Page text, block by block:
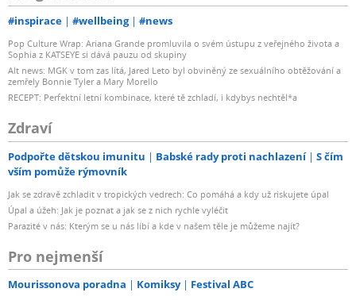
#inspirace #wellbeing #news
Pop Culture Wrap: Ariana Grande promluvila o svém ústupu z veřejného života a
Sophia z KATSEYE si dává pauzu od skupiny
Alt news: MGK v tom zas lítá, Jared Leto byl obviněný ze sexuálního obtěžování a
zemřely Bonnie Tyler a Mary Morello
RECEPT: Perfektní letní kombinace, které tě zchladí, i kdybys nechtěl*a
Zdraví
Podpořte dětskou imunitu Babské rady proti nachlazení
S čím
vším pomůže rýmovník
Jak se zdravě zchladit v tropických vedrech: Co pomáhá a kdy už riskujete úpal
Úpal a úžeh: Jak je poznat a jak se z nich rychle vyléčit
Parazité v nás: Kterým se u nás líbí a kde v našem těle je můžeme najít?
Pro nejmenší
Mourissonova poradna Komiksy Festival ABC